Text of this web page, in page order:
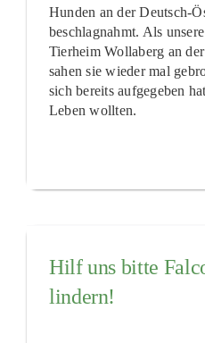
Hunden an der Deutsch-
beschlagnahmt. Als
Tierheim Wollaberg an
sahen sie wieder mal
sich bereits aufgegeben
Leben wollten.
Hilf uns bitte
lindern!